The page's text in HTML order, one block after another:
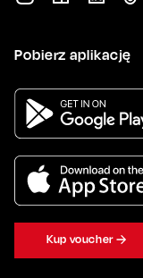
Pobierz aplikację
Kup voucher